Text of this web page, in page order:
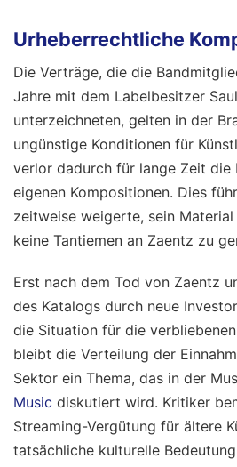
Urheberrechtliche
Die Verträge, die die
Jahre mit dem Labelbesitzer
unterzeichneten, gelten in der
ungünstige Konditionen für
verlor dadurch für lange Zeit die
eigenen Kompositionen. Dies
zeitweise weigerte, sein
keine Tantiemen an Zaentz zu
Erst nach dem Tod von Zaentz
des Katalogs durch neue
die Situation für die
bleibt die Verteilung der
Sektor ein Thema, das in der
Music diskutiert wird. Kritiker
Streaming-Vergütung für ältere
tatsächliche kulturelle